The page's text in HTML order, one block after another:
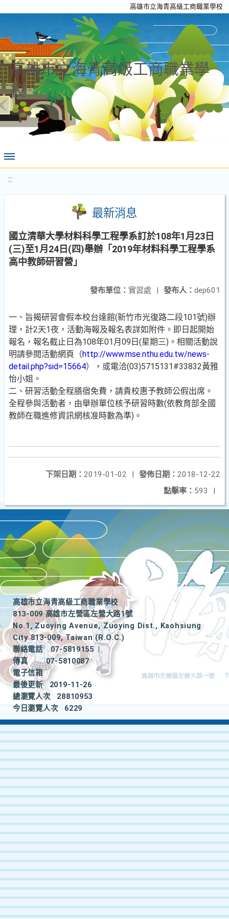
高雄市立海青高級工商職業學校
高雄市立海青高級工商職業學
校
:::
最新消息
國立清華大學材料科學工程學系訂於108年1月23日
(三)至1月24日(四)舉辦「2019年材料科學工程學系
高中教師研習營」
發布人： dep601
發布單位： 實習處 |
一、旨揭研習會假本校台達館(新竹市光復路二段101號)辦
理，計2天1夜，活動海報及報名表詳如附件。即日起開始
報名，報名截止日為108年01月09日(星期三)。相關活動說
明請參閱活動網頁（http://www.mse.nthu.edu.tw/news-
detail.php?sid=15664），或電洽(03)5715131#33832黃雅
怡小姐。
二、研習活動全程膳宿免費，請貴校惠予教師公假出席。
全程參與活動者，由舉辦單位核予研習時數(依教育部全國
教師在職進修資訊網核准時數為準)。
發佈日期： 2018-12-22
下架日期： 2019-01-02
|
點擊率： 593 |
高雄市立海青高級工商職業學校
813-009 高雄市左營區左營大路1號
No.1, Zuoying Avenue, Zuoying Dist., Kaohsiung
City 813-009, Taiwan (R.O.C.)
聯絡電話
07-5819155
|
傳真
07-5810087
電子信箱
最後更新
2019-11-26
總瀏覽人次
28810953
今日瀏覽人次
6229